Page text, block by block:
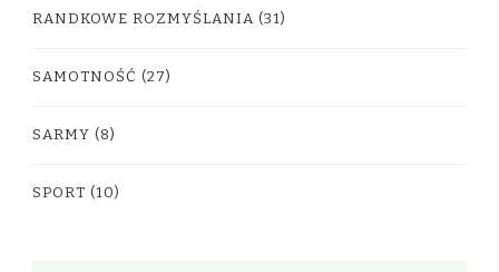
RANDKOWE ROZMYŚLANIA (31)
SAMOTNOŚĆ (27)
SARMY (8)
SPORT (10)